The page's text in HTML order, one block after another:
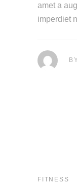
amet a
imperdiet
FITNESS